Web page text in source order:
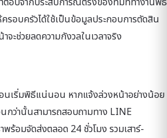
รอบครัวได้ใช้เป็นข้อมูลประกอบการตัดสิน
จะช่วยลดความกังวลในเวลาจริง
เริ่มพิธีแน่นอน หากแจ้งล่วงหน้าอย่างน้อย
กว่านั้นสามารถสอบถามทาง LINE
ร้อมจัดส่งตลอด 24 ชั่วโมง รวมเสาร์-